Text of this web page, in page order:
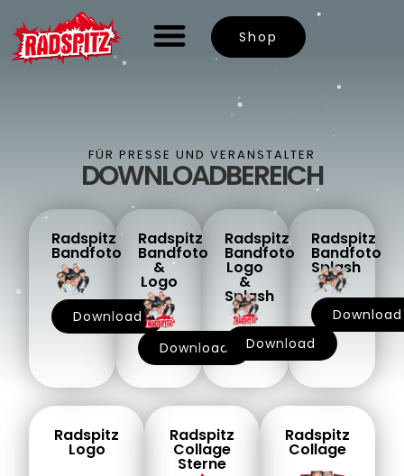
Shop
FÜR PRESSE UND VERANSTALTER
DOWNLOADBEREICH
Radspitz
Bandfoto
Download
Radspitz
Bandfoto
&
Logo
Download
Radspitz
Bandfoto
Logo
&
Splash
Download
Radspitz
Bandfoto
Splash
Download
Radspitz
Logo
Radspitz
Collage
Sterne
Radspitz
Collage